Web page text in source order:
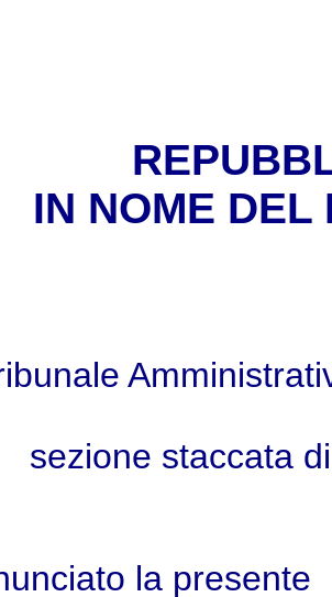
IN NOME DEL
sezione staccata
la presente